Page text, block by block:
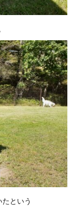
という